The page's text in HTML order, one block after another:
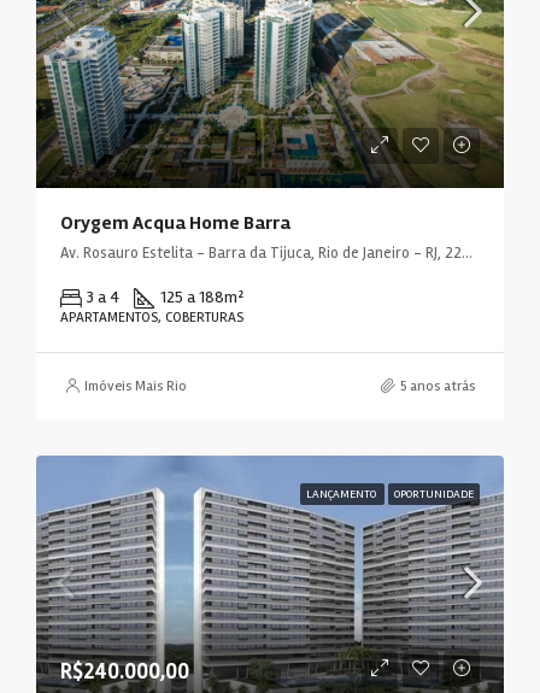
Orygem Acqua Home Barra
Av. Rosauro Estelita - Barra da Tijuca, Rio de Janeiro - RJ, 22793, Brasil
3 a 4 125 a 188m²
APARTAMENTOS, COBERTURAS
Imóveis Mais Rio 5 anos atrás
LANÇAMENTO OPORTUNIDADE
R$240.000,00